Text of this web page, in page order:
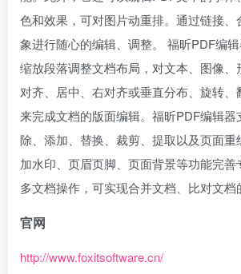
色和效果，可对图片动重排。通过链接
象进行随心的编辑、调整。 福昕PDF编
缩放段落调整文档布局，对文本、图像、
对齐、居中、右对齐或垂直分布、旋转、
来完成文档的版面编辑。福昕PDF编辑器
除、添加、替换、裁剪、提取以及页面重
加水印、页眉页脚、页面背景等功能完善
多文档操作，可实现合并文档、比对文档
官网
http://www.foxitsoftware.cn/